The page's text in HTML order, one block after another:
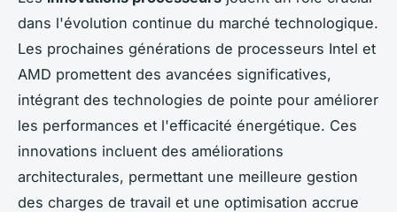
dans l'évolution continue du marché technologique.
Les prochaines générations de processeurs Intel et
AMD promettent des avancées significatives,
intégrant des technologies de pointe pour améliorer
les performances et l'efficacité énergétique. Ces
innovations incluent des améliorations
architecturales, permettant une meilleure gestion
des charges de travail et une optimisation accrue